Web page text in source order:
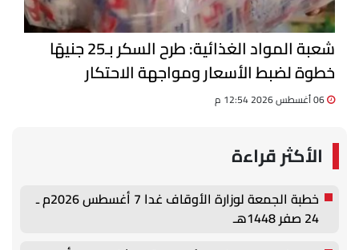
شعبة المواد الغذائية: طرح السكر بـ25 جنيهًا
خطوة لضبط الأسعار ومواجهة الاحتكار
الأكثر قراءة
خطبة الجمعة لوزارة الأوقاف غدا 7 أغسطس 2026م ـ
24 صفر 1448هـ